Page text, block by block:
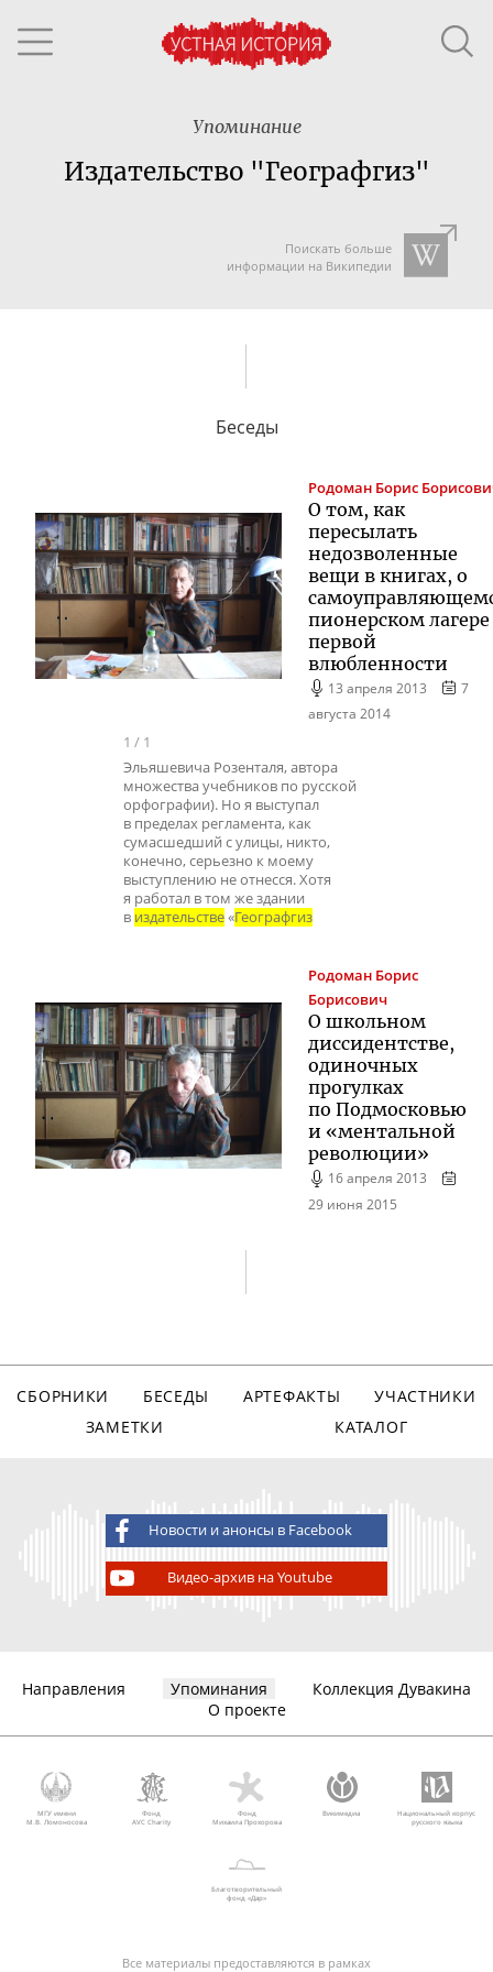
Упоминание
Издательство "Географгиз"
Поискать больше
информации на Википедии
Беседы
Родоман Борис
О том, как
пересылать
недозволенные
вещи в книгах, о
пионерском
первой
влюбленности
13 апреля 2013
7
августа 2014
1 / 1
Эльяшевича Розенталя, автора
множества учебников по русской
орфографии). Но я выступал
в пределах регламента, как
сумасшедший с улицы, никто,
конечно, серьезно к моему
выступлению не отнесся. Хотя
я работал в том же здании
в издательстве«Географгиз
Родоман Борис
Борисович
О школьном
диссидентстве,
одиночных
прогулках
по Подмосковью
и «ментальной
революции»
16 апреля 2013
29 июня 2015
СБОРНИКИ БЕСЕДЫ АРТЕФАКТЫ
УЧАСТНИКИ
ЗАМЕТКИ
КАТАЛОГ
Новости и анонсы в Facebook
Видео-архив на Youtube
Направления Упоминания
Коллекция Дувакина
О проекте
МГУ имени
М.В. Ломоносова
Фонд
AVC Charity
Фонд
Михаила Прохорова
Викимедиа
Национальный корпус
русского языка
Благотворительный
фонд «Дар»
Все материалы предоставляются в рамках